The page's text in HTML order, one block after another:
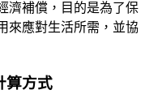
濟補償，目的是為了保
來應對生活所需，並協
算方式